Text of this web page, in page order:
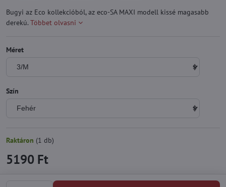
Bugyi az Eco kollekcióból, az eco-SA MAXI modell kissé magasabb
derekú. Többet olvasni
Méret
Szín
Raktáron (1 db)
5190 Ft